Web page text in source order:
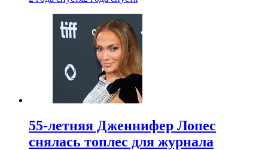
55-летняя Дженнифер Лопес
снялась топлес для журнала